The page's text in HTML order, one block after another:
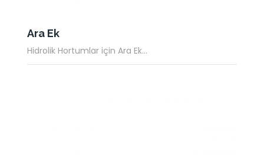
Ara Ek
Hidrolik Hortumlar için Ara Ek...